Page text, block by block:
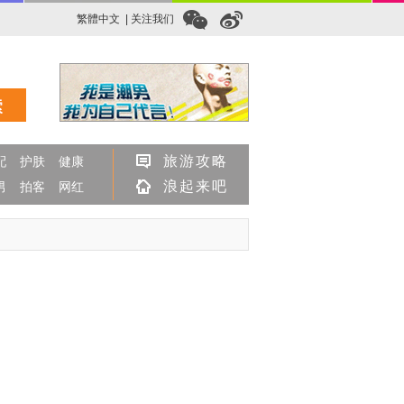
繁體中文 | 关注我们
护肤 健康
拍客 网红
旅游攻略
浪起来吧